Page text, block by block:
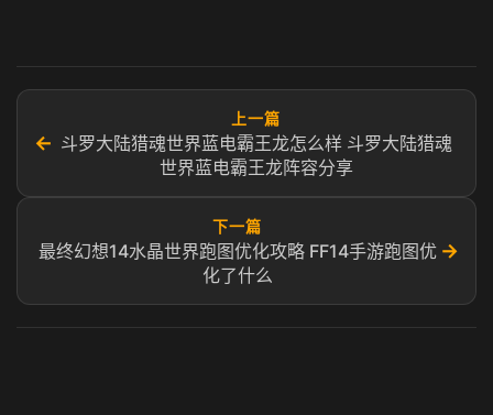
←
上一篇
斗罗大陆猎魂世界蓝电霸王龙怎么样 斗罗大陆猎魂
世界蓝电霸王龙阵容分享
下一篇
最终幻想14水晶世界跑图优化攻略 FF14手游跑图优
化了什么
→